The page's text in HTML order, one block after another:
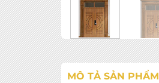
MÔ TẢ SẢN PHẨM